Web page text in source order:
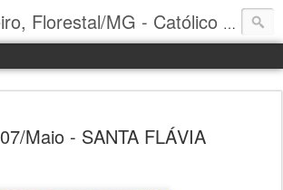
Caê Texugueiro, Florestal/MG - Católico Praticante
07/Maio - SANTA FLÁVIA